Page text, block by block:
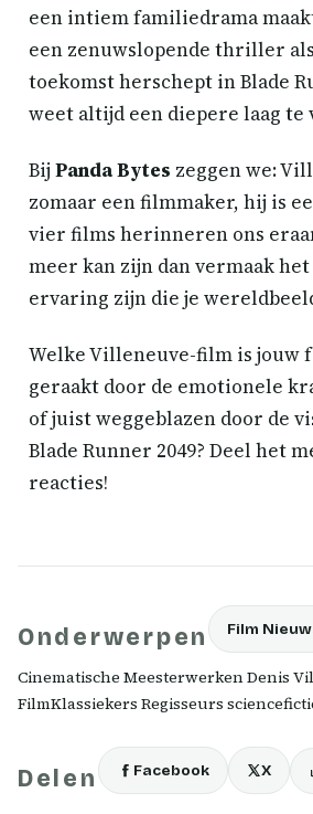
een intiem familiedrama
een zenuwslopende thriller
toekomst herschept in Blade
weet altijd een diepere laag te
Bij Panda Bytes zeggen we:
zomaar een filmmaker, hij is
vier films herinneren ons
meer kan zijn dan vermaak
ervaring zijn die je
Welke Villeneuve-film is jouw
geraakt door de emotionele
of juist weggeblazen door de
Blade Runner 2049? Deel het
reacties!
Onderwerpen Film
Cinematische Meesterwerken Denis
FilmKlassiekers Regisseurs
Delen Facebook X